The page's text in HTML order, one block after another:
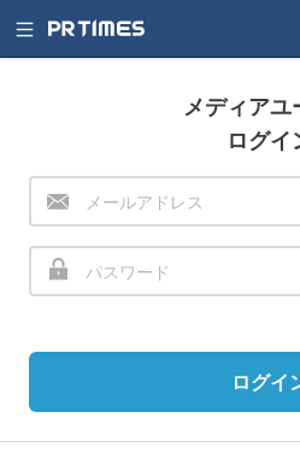
メディアユ
ログイ
ログイ